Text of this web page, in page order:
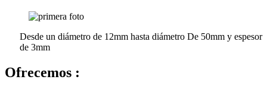
Desde un diámetro de 12mm hasta diámetro De 50mm y espesor
de 3mm
Ofrecemos :